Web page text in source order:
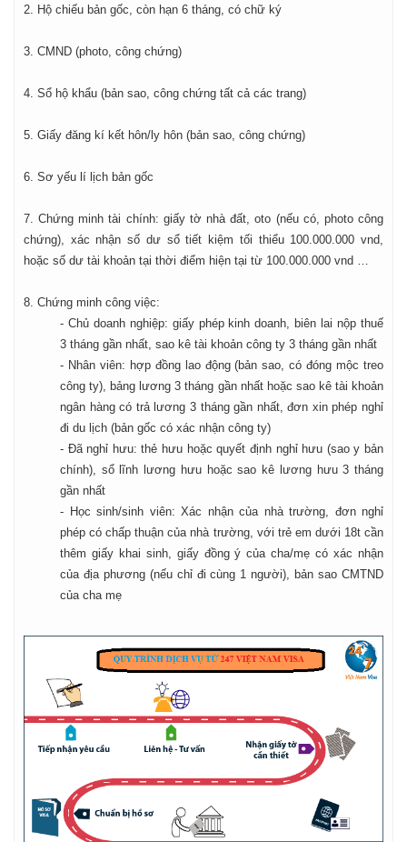
2. Hộ chiếu bản gốc, còn hạn 6 tháng, có chữ ký
3. CMND (photo, công chứng)
4. Sổ hộ khẩu (bản sao, công chứng tất cả các trang)
5. Giấy đăng kí kết hôn/ly hôn (bản sao, công chứng)
6. Sơ yếu lí lịch bản gốc
7. Chứng minh tài chính: giấy tờ nhà đất, oto (nếu có, photo công
chứng), xác nhận số dư sổ tiết kiệm tối thiểu 100.000.000 vnd,
hoặc số dư tài khoản tại thời điểm hiện tại từ 100.000.000 vnd …
8. Chứng minh công việc:
- Chủ doanh nghiệp: giấy phép kinh doanh, biên lai nộp thuế
3 tháng gần nhất, sao kê tài khoản công ty 3 tháng gần nhất
- Nhân viên: hợp đồng lao động (bản sao, có đóng mộc treo
công ty), bảng lương 3 tháng gần nhất hoặc sao kê tài khoản
ngân hàng có trả lương 3 tháng gần nhất, đơn xin phép nghỉ
đi du lịch (bản gốc có xác nhận công ty)
- Đã nghỉ hưu: thẻ hưu hoặc quyết định nghỉ hưu (sao y bản
chính), sổ lĩnh lương hưu hoặc sao kê lương hưu 3 tháng
gần nhất
- Học sinh/sinh viên: Xác nhận của nhà trường, đơn nghỉ
phép có chấp thuận của nhà trường, với trẻ em dưới 18t cần
thêm giấy khai sinh, giấy đồng ý của cha/mẹ có xác nhận
của địa phương (nếu chỉ đi cùng 1 người), bản sao CMTND
của cha mẹ